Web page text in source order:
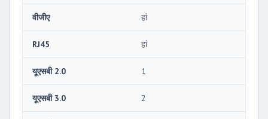
वीजीए हां
RJ45 हां
यूएसबी 2.0 1
यूएसबी 3.0 2